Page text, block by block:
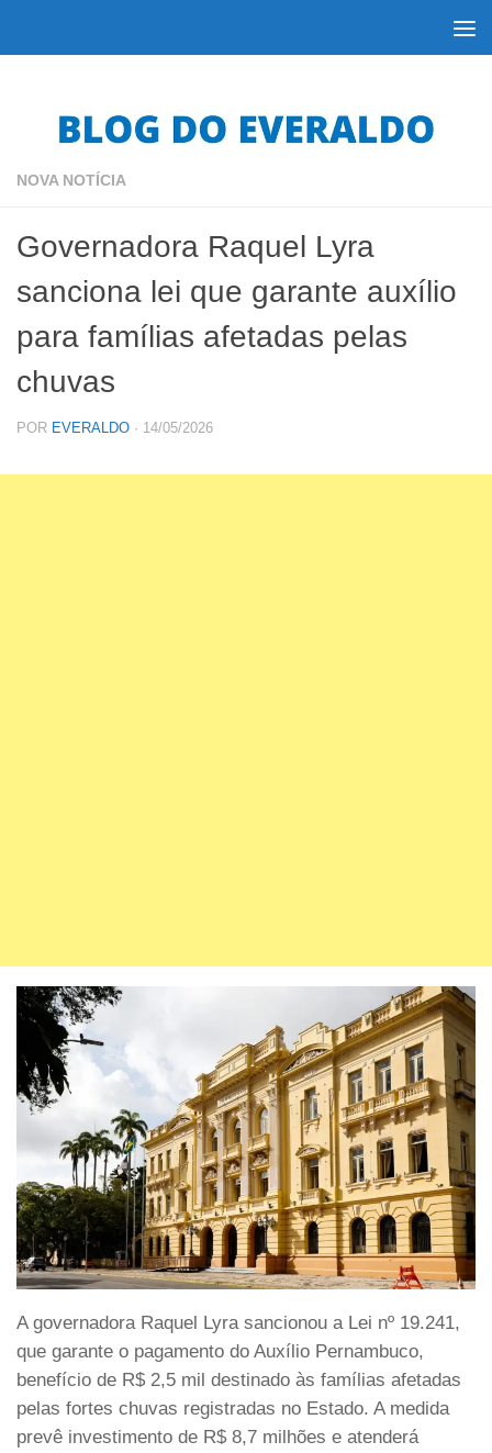
NOVA NOTÍCIA
Governadora Raquel Lyra
sanciona lei que garante auxílio
para famílias afetadas pelas
chuvas
POR EVERALDO · 14/05/2026
A governadora Raquel Lyra sancionou a Lei nº 19.241,
que garante o pagamento do Auxílio Pernambuco,
benefício de R$ 2,5 mil destinado às famílias afetadas
pelas fortes chuvas registradas no Estado. A medida
prevê investimento de R$ 8,7 milhões e atenderá